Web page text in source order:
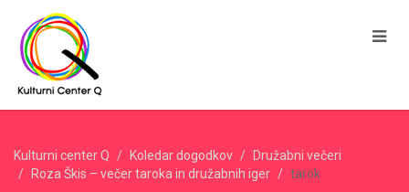
Kulturni center Q Koledar dogodkov
Družabni večeri
Roza Škis – večer taroka in družabnih iger
tarok